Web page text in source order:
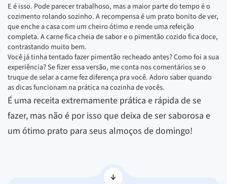
E é isso. Pode parecer trabalhoso, mas a maior parte do tempo é o
cozimento rolando sozinho. A recompensa é um prato bonito de ver,
que enche a casa com um cheiro ótimo e rende uma refeição
completa. A carne fica cheia de sabor e o pimentão cozido fica doce,
contrastando muito bem.
Você já tinha tentado fazer pimentão recheado antes? Como foi a sua
experiência? Se fizer essa versão, me conta nos comentários se o
truque de selar a carne fez diferença pra você. Adoro saber quando
as dicas funcionam na prática na cozinha de vocês.
É uma receita extremamente prática e rápida de se
fazer, mas não é por isso que deixa de ser saborosa e
um ótimo prato para seus almoços de domingo!